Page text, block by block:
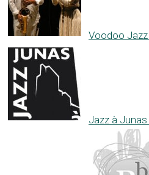
Voodoo Jazz
Jazz à